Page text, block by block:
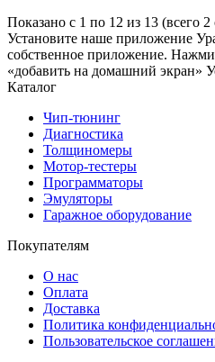
Показано с 1 по 12 из 13 (всего 2
Установите наше приложение
собственное приложение.
«добавить на домашний экран»
Каталог
Чип-тюнинг
Диагностика
Толщиномеры
Мотор-тестеры
Программаторы
Эмуляторы
Гаражное оборудование
Покупателям
О нас
Оплата
Доставка
Политика
Пользовательское